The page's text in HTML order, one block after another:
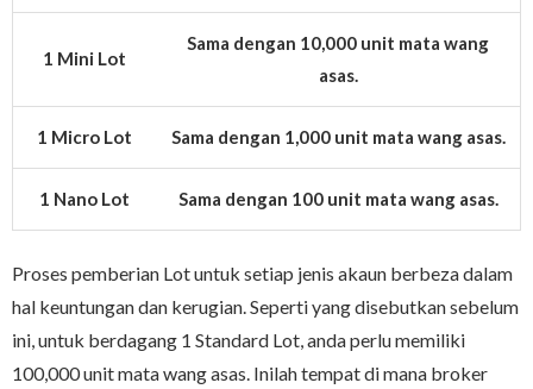
1 Mini Lot
Sama dengan 10,000 unit mata wang
asas.
1 Micro Lot Sama dengan 1,000 unit mata wang asas.
1 Nano Lot Sama dengan 100 unit mata wang asas.
Proses pemberian Lot untuk setiap jenis akaun berbeza dalam
hal keuntungan dan kerugian. Seperti yang disebutkan sebelum
ini, untuk berdagang 1 Standard Lot, anda perlu memiliki
100,000 unit mata wang asas. Inilah tempat di mana broker